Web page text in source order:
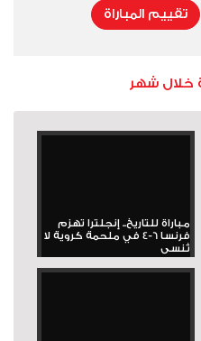
تقييم المباراة
خلال شهر
مباراة للتاريخ.. إنجلترا تهزم
فرنسا 6-4 في ملحمة كروية لا
تُنسى